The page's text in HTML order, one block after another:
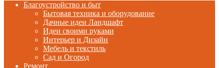
Благоустройство и быт
Бытовая техника и оборудование
Дачные идеи Ландшафт
Идеи своими руками
Интерьер и Дизайн
Мебель и текстиль
Сад и Огород
Ремонт